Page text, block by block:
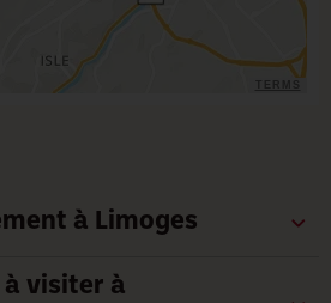
à Limoges
à visiter à